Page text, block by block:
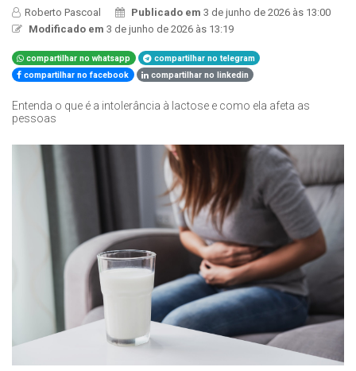
Roberto Pascoal Publicado em3 de junho de 2026 às 13:00
Modificado em 3 de junho de 2026 às 13:19
compartilhar no whatsapp
compartilhar no telegram
compartilhar no facebook
compartilhar no linkedin
Entenda o que é a intolerância à lactose e como ela afeta as
pessoas